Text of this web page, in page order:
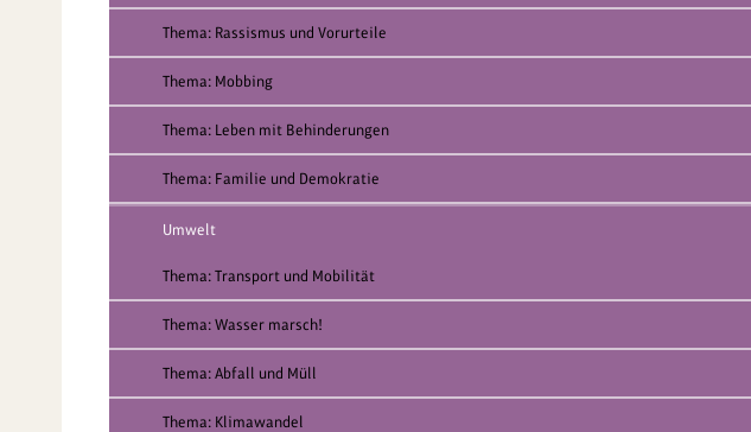
Thema: Rassismus und Vorurteile
Thema: Mobbing
Thema: Leben mit Behinderungen
Thema: Familie und Demokratie
Umwelt
Thema: Transport und Mobilität
Thema: Wasser marsch!
Thema: Abfall und Müll
Thema: Klimawandel